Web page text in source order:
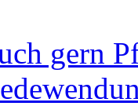
gern